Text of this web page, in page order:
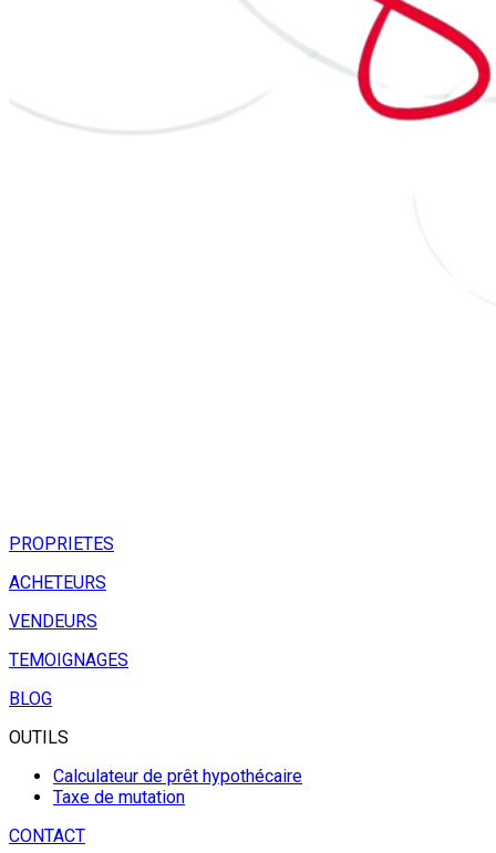
PROPRIETES
ACHETEURS
VENDEURS
TEMOIGNAGES
BLOG
OUTILS
Calculateur de prêt hypothécaire
Taxe de mutation
CONTACT